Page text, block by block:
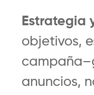
Estrategia
objetivos,
anuncios,